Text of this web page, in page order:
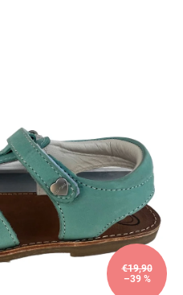
€19,90
–39 %